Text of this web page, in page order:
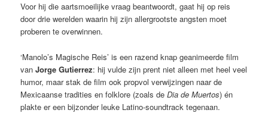
Voor hij die aartsmoeilijke vraag beantwoordt, gaat hij op reis
door drie werelden waarin hij zijn allergrootste angsten moet
proberen te overwinnen.
‘Manolo’s Magische Reis’ is een razend knap geanimeerde film
vanJorge Gutierrez: hij vulde zijn prent niet alleen met heel veel
humor, maar stak de film ook propvol verwijzingen naar de
Mexicaanse tradities en folklore (zoals deDia de Muertos) én
plakte er een bijzonder leuke Latino-soundtrack tegenaan.